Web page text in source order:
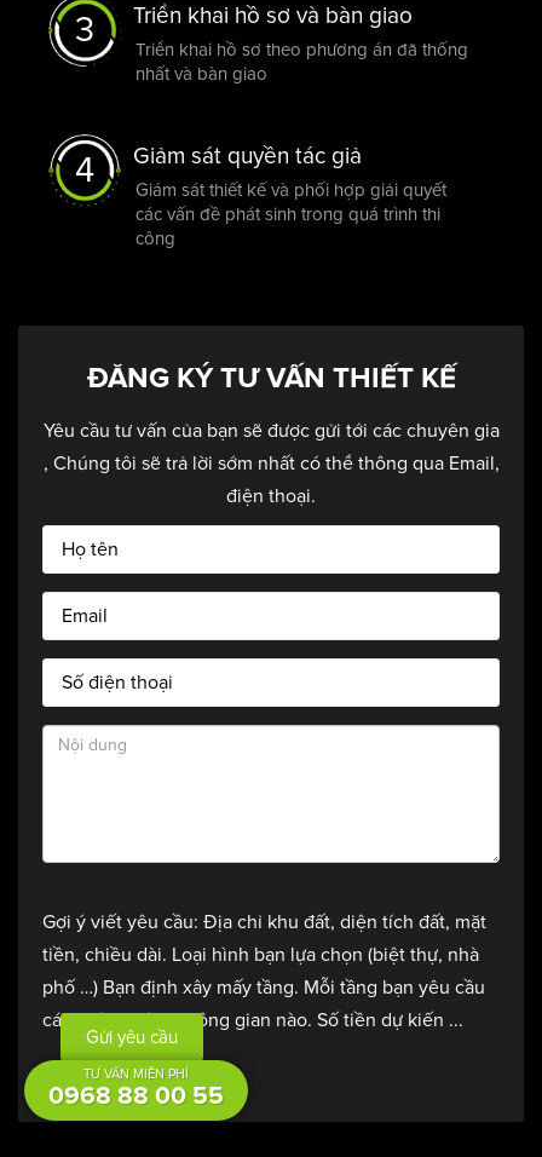
Yếu tố thích nghi
khí nhà ở vì chức năng giải nhiệt cao và chống thấm tốt, rất
hợp với khí hậu nhiệt đới ẩm gió mùa ở Việt Nam. Từ độ dốc
của mái Thái, nước không bị ứ đọng trong mùa mưa làm
tăng độ bền của công trình.
tại Việt Nam.
Vì sao người Việt nên chọn biệt thự mái Thái?
Tính thẩm mỹ cao:Như đã nói ở trên, mái Thái vốn quen
thuộc với người Việt Nam nhiều năm qua chính vì vậy khi
kết hợp với phong cách Á Đông, lối kiến trúc này tỏa sáng
3 Triển khai hồ sơ và bàn giao
Triển khai hồ sơ theo phương án đã thống
nhất và bàn giao
4 Giảm sát quyền tác giả
Giám sát thiết kế và phối hợp giải quyết
các vấn đề phát sinh trong quá trình thi
công
ĐĂNG KÝ TƯ VẤN THIẾT KẾ
Yêu cầu tư vấn của bạn sẽ được gửi tới các chuyên gia
, Chúng tôi sẽ trả lời sớm nhất có thể thông qua Email,
điện thoại.
Gợi ý viết yêu cầu: Địa chỉ khu đất, diện tích đất, mặt
tiền, chiều dài. Loại hình bạn lựa chọn (biệt thự, nhà
phố …) Bạn định xây mấy tầng. Mỗi tầng bạn yêu cầu
các phòng nào, không gian nào. Số tiền dự kiến ...
Gửi yêu cầu
TƯ VẤN MIỄN PHÍ
0968 88 00 55